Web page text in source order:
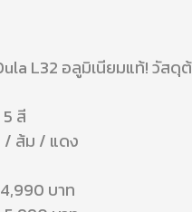
L32 อลูมิเนียมแท้! วัสดุ
สี
/ ส้ม / แดง
บาท